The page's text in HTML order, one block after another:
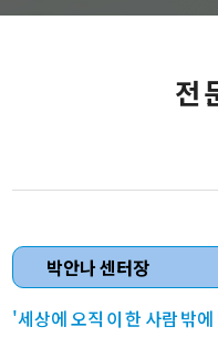
전
박안나 센터장
'세상에 오직 이 한 사람 밖